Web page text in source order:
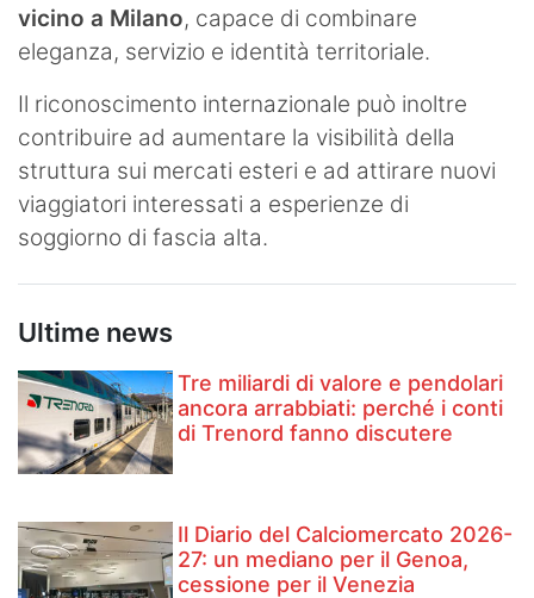
vicino a Milano, capace di combinare
eleganza, servizio e identità territoriale.
Il riconoscimento internazionale può inoltre
contribuire ad aumentare la visibilità della
struttura sui mercati esteri e ad attirare nuovi
viaggiatori interessati a esperienze di
soggiorno di fascia alta.
Ultime news
Tre miliardi di valore e pendolari
ancora arrabbiati: perché i conti
di Trenord fanno discutere
Il Diario del Calciomercato 2026-
27: un mediano per il Genoa,
cessione per il Venezia